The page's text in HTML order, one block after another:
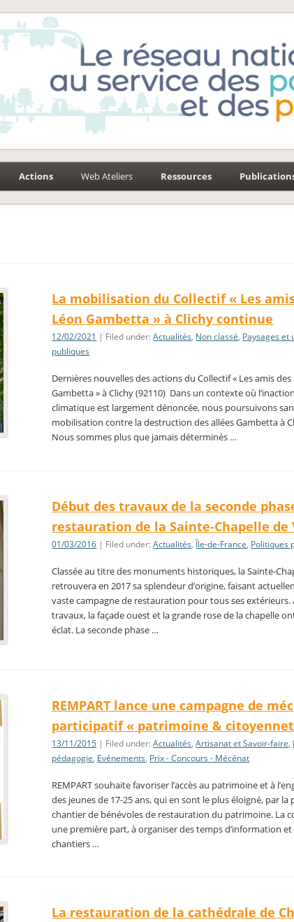
Environnement
Actions Web Ateliers Ressources
La mobilisation du Collectif « Les
Léon Gambetta » à Clichy continue
12/02/2021 | Filed under:Actualités, Non classé, Paysages et
publiques
Dernières nouvelles des actions du Collectif « Les amis des
Gambetta » à Clichy (92110) Dans un contexte où
climatique est largement dénoncée, nous poursuivons
mobilisation contre la destruction des allées Gambetta à
Nous sommes plus que jamais déterminés …
Début des travaux de la seconde
restauration de la Sainte-Chapelle de
01/03/2016 | Filed under:Actualités,Île-de-France, Politiques
Classée au titre des monuments historiques, la Sainte-
retrouvera en 2017 sa splendeur d’origine, faisant
vaste campagne de restauration pour tous ses
travaux, la façade ouest et la grande rose de la chapelle
éclat. La seconde phase …
REMPART lance une campagne de
participatif « patrimoine &
13/11/2015 | Filed under:Actualités,Artisanat et Savoir-faire,
pédagogie, Evénements, Prix - Concours - Mécénat
REMPART souhaite favoriser l’accès au patrimoine et à
des jeunes de 17-25 ans, qui en sont le plus éloigné, par
chantier de bénévoles de restauration du patrimoine. La
une première part, à organiser des temps d’information et
chantiers …
La restauration de la cathédrale de